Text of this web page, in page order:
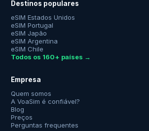
Destinos populares
eSIM Estados Unidos
eSIM Portugal
eSIM Japão
eSIM Argentina
eSIM Chile
Todos os 160+ países →
Empresa
Quem somos
A VoaSim é confiável?
Blog
Preços
Perguntas frequentes